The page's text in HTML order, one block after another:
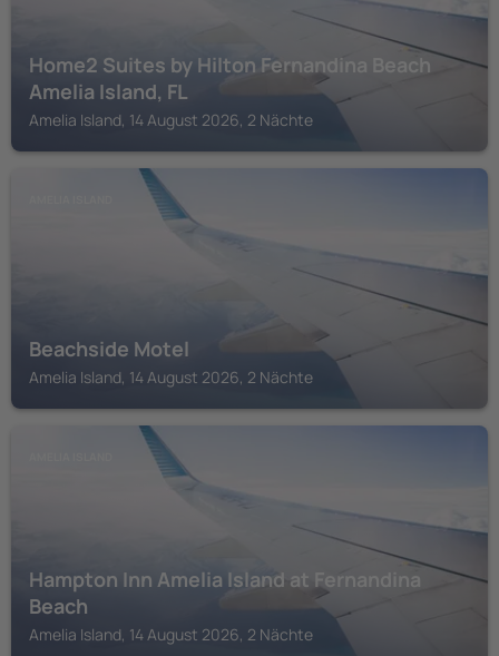
Home2 Suites by Hilton Fernandina Beach
Amelia Island, FL
Amelia Island, 14 August 2026, 2 Nächte
Beachside Motel
Amelia Island, 14 August 2026, 2 Nächte
Hampton Inn Amelia Island at Fernandina
Beach
Amelia Island, 14 August 2026, 2 Nächte